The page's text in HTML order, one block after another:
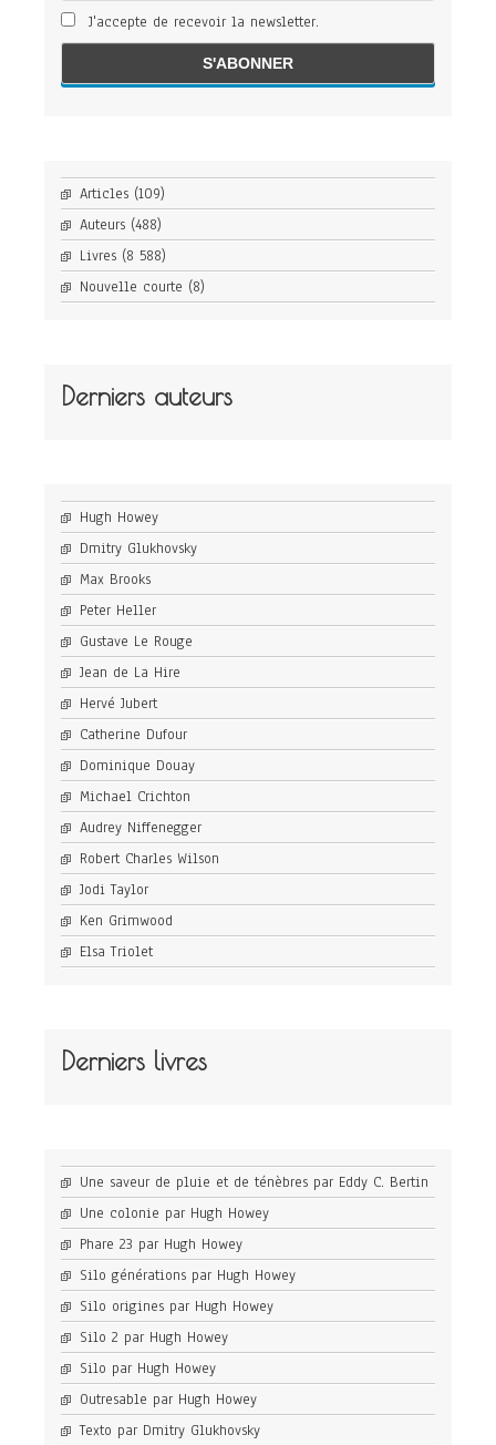
J'accepte de recevoir la newsletter.
Articles (109)
Auteurs (488)
Livres (8 588)
Nouvelle courte (8)
Derniers auteurs
Hugh Howey
Dmitry Glukhovsky
Max Brooks
Peter Heller
Gustave Le Rouge
Jean de La Hire
Hervé Jubert
Catherine Dufour
Dominique Douay
Michael Crichton
Audrey Niffenegger
Robert Charles Wilson
Jodi Taylor
Ken Grimwood
Elsa Triolet
Derniers livres
Une saveur de pluie et de ténèbres par Eddy C. Bertin
Une colonie par Hugh Howey
Phare 23 par Hugh Howey
Silo générations par Hugh Howey
Silo origines par Hugh Howey
Silo 2 par Hugh Howey
Silo par Hugh Howey
Outresable par Hugh Howey
Texto par Dmitry Glukhovsky